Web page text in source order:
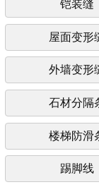
铠装缝
屋面变形
外墙变形
石材分隔
楼梯防滑
踢脚线